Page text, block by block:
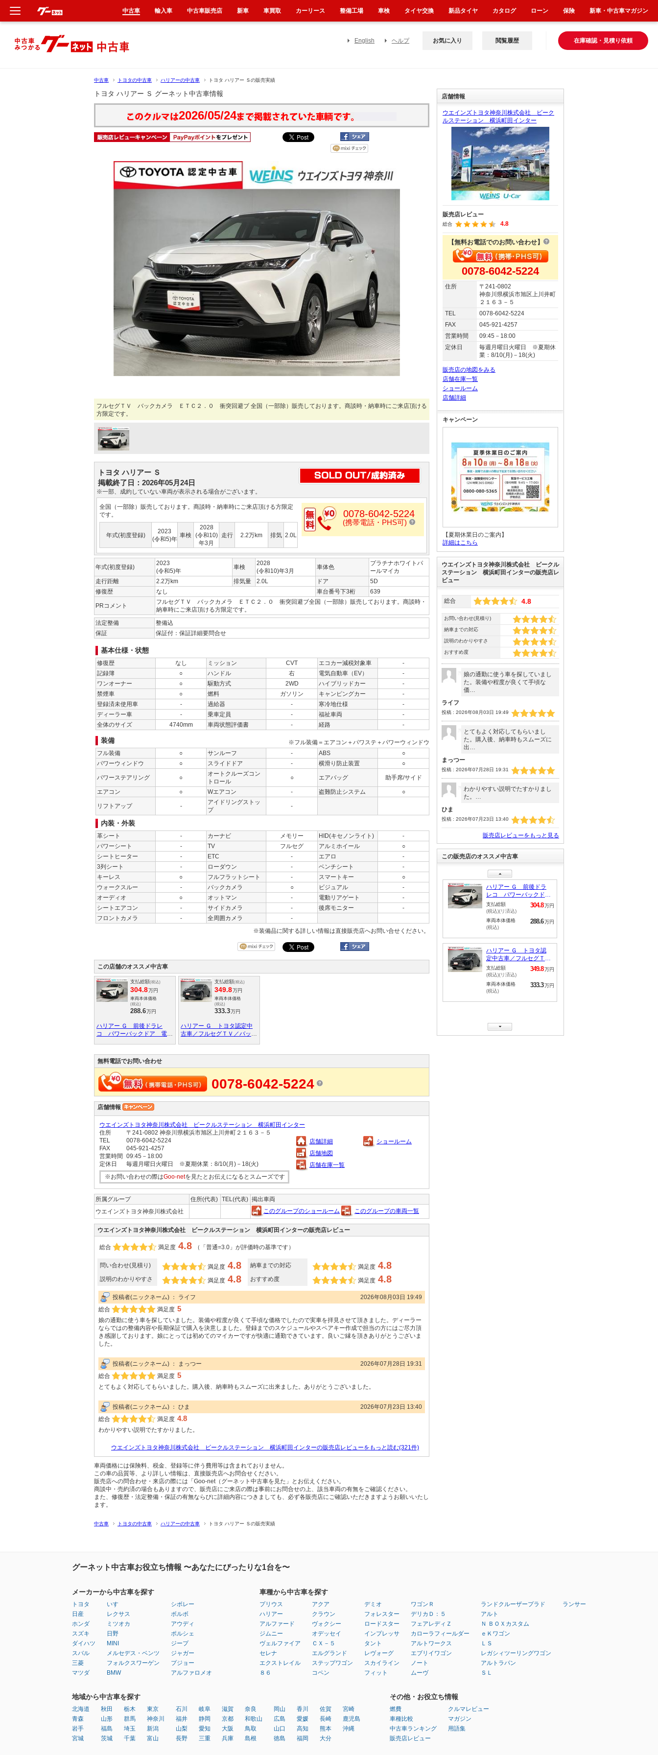
English ヘルプ 在庫確認・見積り依頼
お気に入り 閲覧履歴
中古車 トヨタの中古車 ハリアーの中古車 トヨタ ハリアー Ｓの販売実績
トヨタ ハリアー Ｓ グーネット中古車情報
2026/05/24
フルセグＴＶ バックカメラ ＥＴＣ２．０ 衝突回避ブ 全国（一部除）販売しております。商談時・納車時にご来店頂ける
方限定です。
トヨタ ハリアー Ｓ
掲載終了日：2026年05月24日
※一部、成約していない車両が表示される場合がございます。
全国（一部除）販売しております。商談時・納車時にご来店頂ける方限定
です。
年式(初度登録)
2023
(令和5)年
車検
2028
(令和10)
年3月
走行 2.2万km 排気 2.0L
0078-6042-5224
(携帯電話・PHS可)
年式(初度登録)
2023
(令和5)年
車検
2028
(令和10)年3月
車体色
プラチナホワイトパ
ールマイカ
走行距離
2.2万km 排気量 2.0L ドア
5D
修復歴
なし 車台番号下3桁 639
PRコメント
フルセグＴＶ バックカメラ ＥＴＣ２．０ 衝突回避ブ全国（一部除）販売しております。商談時・
納車時にご来店頂ける方限定です。
法定整備
整備込
保証
保証付：保証詳細要問合せ
基本仕様・状態
修復歴 なし ミッション CVT エコカー減税対象車
-
記録簿
○ ハンドル 右 電気自動車（EV）
-
ワンオーナー
○ 駆動方式 2WD ハイブリッドカー
-
禁煙車
○ 燃料 ガソリン キャンピングカー
-
登録済未使用車
- 過給器 - 寒冷地仕様
-
ディーラー車
- 乗車定員 - 福祉車両
-
全体のサイズ
4740mm 車両状態評価書 - 経路 -
装備
※フル装備＝エアコン＋パワステ＋パワーウィンドウ
フル装備
○ サンルーフ - ABS
○
パワーウィンドウ
○ スライドドア - 横滑り防止装置 ○
パワーステアリング ○
オートクルーズコン
トロール
○ エアバッグ 助手席/サイド
エアコン ○ Wエアコン - 盗難防止システム ○
リフトアップ -
アイドリングストッ
プ
-
内装・外装
革シート - カーナビ メモリー HID(キセノンライト)
-
パワーシート
- TV フルセグ アルミホイール
○
シートヒーター
- ETC - エアロ
-
3列シート
- ローダウン - ベンチシート
-
キーレス
○ フルフラットシート - スマートキー
○
ウォークスルー
- バックカメラ ○ ビジュアル
-
オーディオ
○ オットマン - 電動リアゲート
-
シートエアコン
- サイドカメラ - 後席モニター
-
フロントカメラ
- 全周囲カメラ
-
※装備品に関する詳しい情報は直接販売店へお問い合せください。
この店舗のオススメ中古車
支払総額(税込)
304.8万円
車両本体価格
(税込)
288.6万円
ハリアー Ｇ 前後ドラレ
コ パワーバックドア 電子
中古車 トヨタロングラン保
証 フルセグナビＴＶ バッ
クカメラ ワンオーナ－ Ａ
ＵＸ接続 ＥＴＣ ＬＥＤラ
ンプ
支払総額(税込)
349.8万円
車両本体価格
(税込)
333.3万円
ハリアー Ｇ トヨタ認定中
古車／フルセグＴＶ／バック
無料電話でお問い合わせ
0078-6042-5224
店舗情報
ウエインズトヨタ神奈川株式会社 ビークルステーション 横浜町田インター
住所
〒241-0802 神奈川県横浜市旭区上川井町２１６３－５
TEL
0078-6042-5224
FAX
045-921-4257
営業時間
09:45－18:00
定休日
毎週月曜日火曜日 ※夏期休業：8/10(月)－18(火)
※お問い合わせの際はGoo-netを見たとお伝えになるとスムーズです
店舗詳細
店舗地図
店舗在庫一覧
ショールーム
所属グループ 住所(代表) TEL(代表) 掲出車両
ウエインズトヨタ神奈川株式会社
このグループのショールーム このグループの車両一覧
ウエインズトヨタ神奈川株式会社 ビークルステーション 横浜町田インターの販売店レビュー
総合 満足度 4.8 （「普通=3.0」が評価時の基準です）
問い合わせ(見積り) 満足度 4.8 納車までの対応 満足度 4.8
説明のわかりやすさ 満足度 4.8 おすすめ度 満足度 4.8
投稿者(ニックネーム) ： ライフ
2026年08月03日 19:49
総合
満足度 5
娘の通勤に使う車を探していました。装備や程度が良くて手頃な価格でしたので実車を拝見させて頂きました。ディーラー
ならではの整備内容や長期保証で購入を決意しました。登録までのスケジュールやスペアキー作成で担当の方にはご尽力頂
き感謝しております。娘にとっては初めてのマイカーですが快適に通勤できています。良いご縁を頂きありがとうございま
した。
投稿者(ニックネーム) ： まっつー
2026年07月28日 19:31
総合
満足度 5
とてもよく対応してもらいました。購入後、納車時もスムーズに出来ました。ありがとうございました。
投稿者(ニックネーム) ： ひま
2026年07月23日 13:40
総合
満足度 4.8
わかりやすい説明でたすかりました。
ウエインズトヨタ神奈川株式会社 ビークルステーション 横浜町田インターの販売店レビューをもっと読む(321件)
車両価格には保険料、税金、登録等に伴う費用等は含まれておりません。
この車の品質等、より詳しい情報は、直接販売店へお問合せください。
販売店への問合わせ・来店の際には「Goo-net（グーネット中古車を見た」とお伝えください。
商談中・売約済の場合もありますので、販売店にご来店の際は事前にお問合せの上、該当車両の有無をご確認ください。
また、修復歴・法定整備・保証の有無ならびに詳細内容につきましても、必ず各販売店にご確認いただきますようお願いいたし
ます。
店舗情報
ウエインズトヨタ神奈川株式会社 ビーク
ルステーション 横浜町田インター
販売店レビュー
総合 4.8
【無料お電話でのお問い合わせ】
0078-6042-5224
住所
〒241-0802
神奈川県横浜市旭区上川井町
２１６３－５
TEL
0078-6042-5224
FAX
045-921-4257
営業時間
09:45－18:00
定休日
毎週月曜日火曜日 ※夏期休
業：8/10(月)－18(火)
販売店の地図をみる
店舗在庫一覧
ショールーム
店舗詳細
キャンペーン
【夏期休業日のご案内】
詳細はこちら
ウエインズトヨタ神奈川株式会社 ビークル
ステーション 横浜町田インターの販売店レ
ビュー
総合 4.8
お問い合わせ(見積り)
納車までの対応
説明のわかりやすさ
おすすめ度
娘の通勤に使う車を探していまし
た。装備や程度が良くて手頃な
価…
ライフ
投稿 : 2026年08月03日 19:49
とてもよく対応してもらいまし
た。購入後、納車時もスムーズに
出…
まっつー
投稿 : 2026年07月28日 19:31
わかりやすい説明でたすかりまし
た。…
ひま
投稿 : 2026年07月23日 13:40
販売店レビューをもっと見る
この販売店のオススメ中古車
ハリアー Ｇ 前後ドラ
レコ パワーバックド
ア 電子ミラー ＥＴＣ
２．０ クリアランスソ
ナー トヨタ認定中古
車 トヨタロングラン保
バックカメラ ワンオー
ナ－ ＡＵＸ接続 ＥＴ
Ｃ ＬＥＤランプ
支払総額
(税込)(リ済込)
304.8万円
車両本体価格
(税込)
288.6万円
ハリアー Ｇ トヨタ認
定中古車／フルセグＴＶ
／バックカメラ／ＥＴＣ
２．０／デジタルインナ
ーミラー／整備手帳／ト
ヨタロングラン保証／ド
支払総額
(税込)(リ済込)
349.8万円
車両本体価格
(税込)
333.3万円
中古車 トヨタの中古車 ハリアーの中古車 トヨタ ハリアー Ｓの販売実績
グーネット中古車お役立ち情報 〜あなたにぴったりな1台を〜
メーカーから中古車を探す
トヨタ
日産
ホンダ
スズキ
ダイハツ
スバル
三菱
マツダ
いすゞ
レクサス
ミツオカ
日野
MINI
メルセデス・ベンツ
フォルクスワーゲン
BMW
シボレー
ボルボ
アウディ
ポルシェ
ジープ
ジャガー
プジョー
アルファロメオ
車種から中古車を探す
プリウス
ハリアー
アルファード
ジムニー
ヴェルファイア
セレナ
エクストレイル
８６
アクア
クラウン
ヴォクシー
オデッセイ
ＣＸ－５
エルグランド
ステップワゴン
コペン
デミオ
フォレスター
ロードスター
インプレッサ
タント
レヴォーグ
スカイライン
フィット
ワゴンＲ
デリカＤ：５
フェアレディＺ
カローラフィールダー
アルトワークス
エブリイワゴン
ノート
ムーヴ
ランドクルーザープラド
アルト
Ｎ ＢＯＸカスタム
ｅＫワゴン
ＬＳ
レガシィツーリングワゴン
アルトラパン
ＳＬ
ランサー
地域から中古車を探す
北海道
青森
岩手
宮城
秋田
山形
福島
茨城
栃木
群馬
埼玉
千葉
東京
神奈川
新潟
富山
石川
福井
山梨
長野
岐阜
静岡
愛知
三重
滋賀
京都
大阪
兵庫
奈良
和歌山
鳥取
島根
岡山
広島
山口
徳島
香川
愛媛
高知
福岡
佐賀
長崎
熊本
大分
宮崎
鹿児島
沖縄
その他・お役立ち情報
燃費
車種比較
中古車ランキング
販売店レビュー
クルマレビュー
マガジン
用語集
中古車 輸入車 中古車販売店 新車 車買取 カーリース 整備工場 車検 タイヤ交換 新品タイヤ カタログ ローン 保険 新車・中古車マガジン
新車